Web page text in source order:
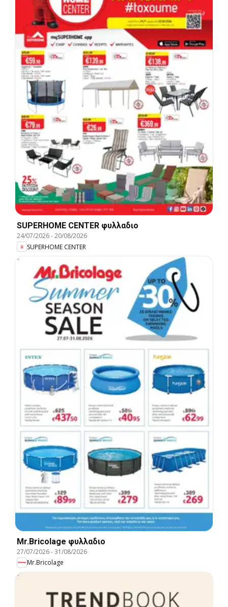
SUPERHOME CENTER φυλλαδιο
24/07/2026-20/08/2026
SUPERHOME CENTER
Mr.Bricolage φυλλαδιο
27/07/2026-31/08/2026
Mr.Bricolage